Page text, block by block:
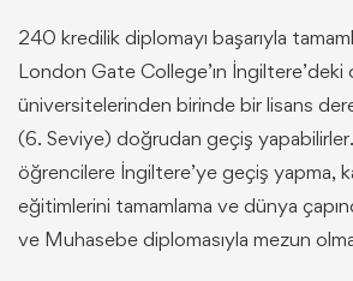
240 kredilik diplomayı başarıyla
London Gate College’ın İngiltere’deki
üniversitelerinden birinde bir lisans
(6. Seviye) doğrudan geçiş
öğrencilere İngiltere’ye geçiş yapma,
eğitimlerini tamamlama ve dünya
ve Muhasebe diplomasıyla mezun